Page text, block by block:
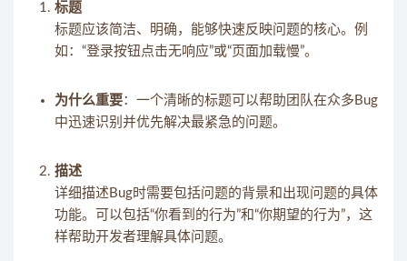
标题
标题应该简洁、明确，能够快速反映问题的核心。例
如：“登录按钮点击无响应”或“页面加载慢”。
为什么重要：一个清晰的标题可以帮助团队在众多Bug
中迅速识别并优先解决最紧急的问题。
描述
详细描述Bug时需要包括问题的背景和出现问题的具体
功能。可以包括“你看到的行为”和“你期望的行为”，这
样帮助开发者理解具体问题。